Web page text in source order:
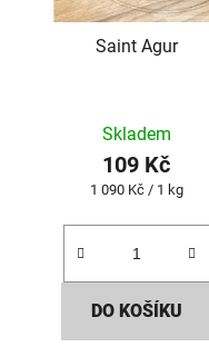
Saint Agur
hodnocení
produktu
z
Skladem
109 Kč
Měrná
1 090 Kč / 1 kg
DO KOŠÍKU